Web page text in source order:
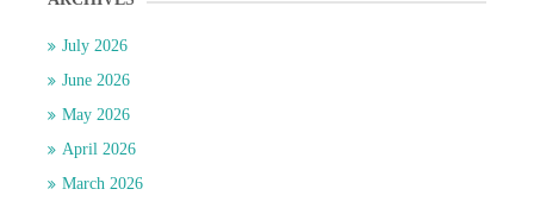
July 2026
June 2026
May 2026
April 2026
March 2026